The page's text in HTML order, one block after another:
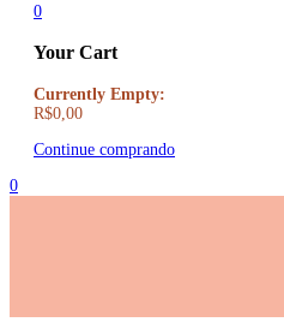
0
Your Cart
Currently Empty:
R$0,00
Continue comprando
0